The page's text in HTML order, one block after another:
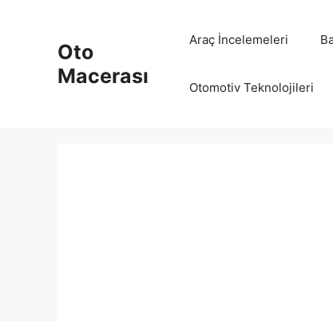
Oto
Macerası
Araç İncelemeleri
Otomotiv Teknolojileri